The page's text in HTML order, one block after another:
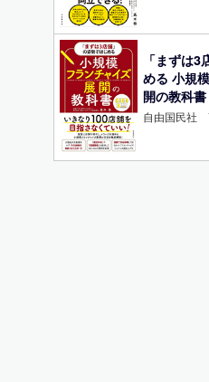
「まずは
める 小規
開の教科書
自由国民社